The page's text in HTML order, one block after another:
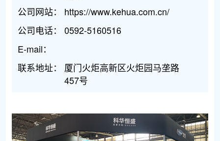
公司网站：
https://www.kehua.com.cn/
公司电话：
0592-5160516
E-mail：
联系地址：
厦门火炬高新区火炬园马垄路
457号